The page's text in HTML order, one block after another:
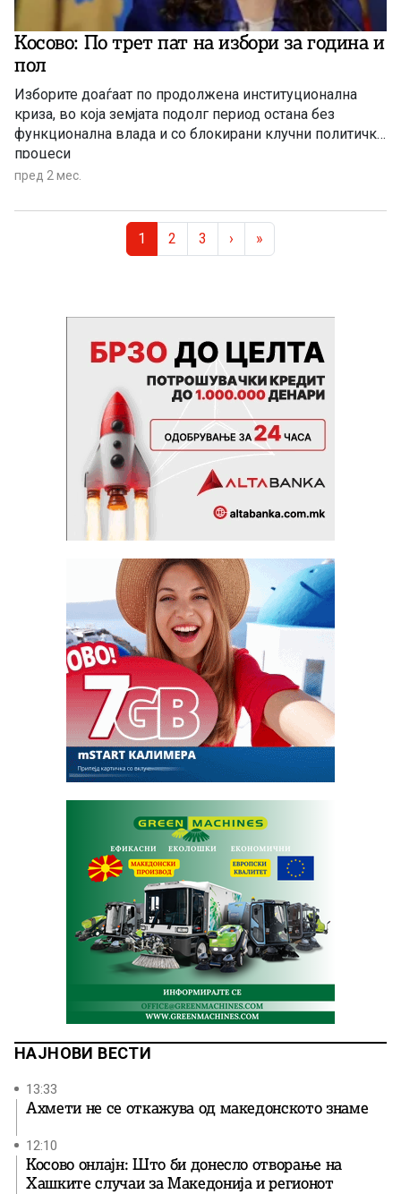
Косово: По трет пат на избори за година и
пол
Изборите доаѓаат по продолжена институционална
криза, во која земјата подолг период остана без
функционална влада и со блокирани клучни политички
процеси
пред 2 мес.
Current Page
1 Page
2 Page
3 › »
НАЈНОВИ ВЕСТИ
13:33
Ахмети не се откажува од македонското знаме
12:10
Косово онлајн: Што би донесло отворање на
Хашките случаи за Македонија и регионот